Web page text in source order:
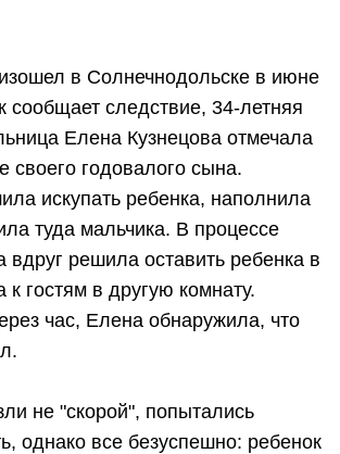
в Солнечнодольске в июне
сообщает следствие, 34-летняя
Елена Кузнецова отмечала
своего годовалого сына.
искупать ребенка, наполнила
туда мальчика. В процессе
вдруг решила оставить ребенка в
гостям в другую комнату.
час, Елена обнаружила, что
не "скорой", попытались
однако все безуспешно: ребенок